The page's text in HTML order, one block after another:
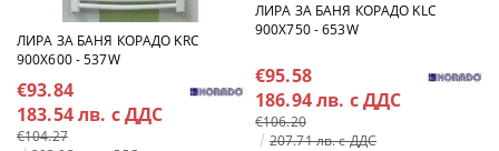
ЛИРА ЗА БАНЯ КОРАДО KRC
900X600 - 537W
€93.84
183.54 лв. с ДДС
€104.27
ЛИРА ЗА БАНЯ КОРАДО KLC
900X750 - 653W
€95.58
186.94 лв. с ДДС
€106.20
207.71 лв. с ДДС